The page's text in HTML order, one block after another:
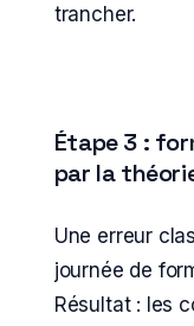
trancher.
Étape 3 :
par la
Une erreur
journée de
Résultat : les